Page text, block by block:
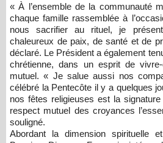
« À l’ensemble de la communauté
chaque famille rassemblée à
nous sacrifier au rituel, je
chaleureux de paix, de santé et de
déclaré. Le Président a également
chrétienne, dans un esprit de
mutuel. « Je salue aussi nos
célébré la Pentecôte il y a quelques
nos fêtes religieuses est la
respect mutuel des croyances
souligné.
Abordant la dimension spirituelle